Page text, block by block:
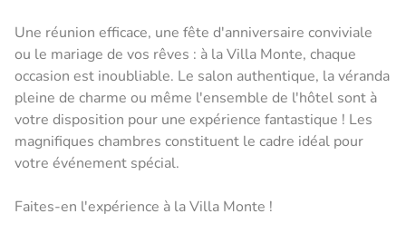
Une réunion efficace, une fête d'anniversaire conviviale
ou le mariage de vos rêves : à la Villa Monte, chaque
occasion est inoubliable. Le salon authentique, la véranda
pleine de charme ou même l'ensemble de l'hôtel sont à
votre disposition pour une expérience fantastique ! Les
magnifiques chambres constituent le cadre idéal pour
votre événement spécial.
Faites-en l'expérience à la Villa Monte !